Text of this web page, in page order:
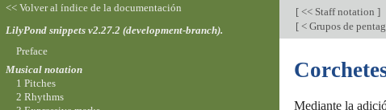
[ << Staff notation ]
[ < Grupos de
Mediante la
<< Volver al índice de la documentación
LilyPond snippets v2.27.2 (development-branch).
Preface
Musical notation
1 Pitches
2 Rhythms